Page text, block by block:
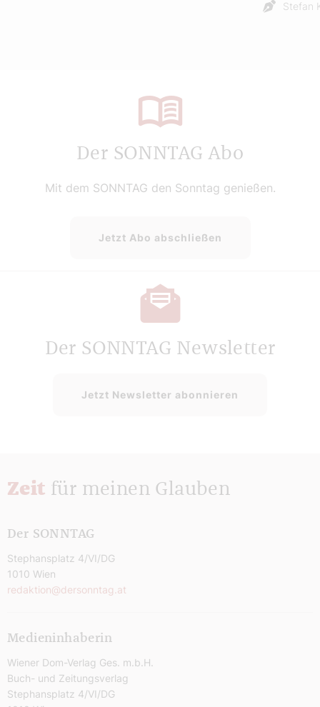
Stefan
Der SONNTAG Abo
Mit dem SONNTAG den Sonntag genießen.
Jetzt Abo abschließen
Der SONNTAG Newsletter
Jetzt Newsletter abonnieren
Zeit für meinen Glauben
Der SONNTAG
Stephansplatz 4/VI/DG
1010 Wien
redaktion@dersonntag.at
Medieninhaberin
Wiener Dom-Verlag Ges. m.b.H.
Buch- und Zeitungsverlag
Stephansplatz 4/VI/DG